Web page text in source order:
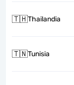
🇹🇭Thailandia
🇹🇳Tunisia